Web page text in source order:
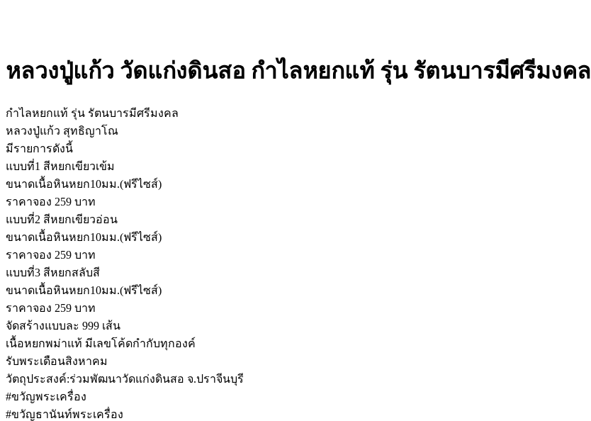
หลวงปู่แก้ว วัดแก่งดินสอ กำไลหยกแท้ รุ่น รัตนบารมีศรีมงคล
กำไลหยกแท้ รุ่น รัตนบารมีศรีมงคล
หลวงปู่แก้ว สุทธิญาโณ
มีรายการดังนี้
แบบที่1 สีหยกเขียวเข้ม
ขนาดเนื้อหินหยก10มม.(ฟรีไซส์)
ราคาจอง 259 บาท
แบบที่2 สีหยกเขียวอ่อน
ขนาดเนื้อหินหยก10มม.(ฟรีไซส์)
ราคาจอง 259 บาท
แบบที่3 สีหยกสลับสี
ขนาดเนื้อหินหยก10มม.(ฟรีไซส์)
ราคาจอง 259 บาท
จัดสร้างแบบละ 999 เส้น
เนื้อหยกพม่าแท้ มีเลขโค้ดกำกับทุกองค์
รับพระเดือนสิงหาคม
วัตถุประสงค์:ร่วมพัฒนาวัดแก่งดินสอ จ.ปราจีนบุรี
#ขวัญพระเครื่อง
#ขวัญธานันท์พระเครื่อง